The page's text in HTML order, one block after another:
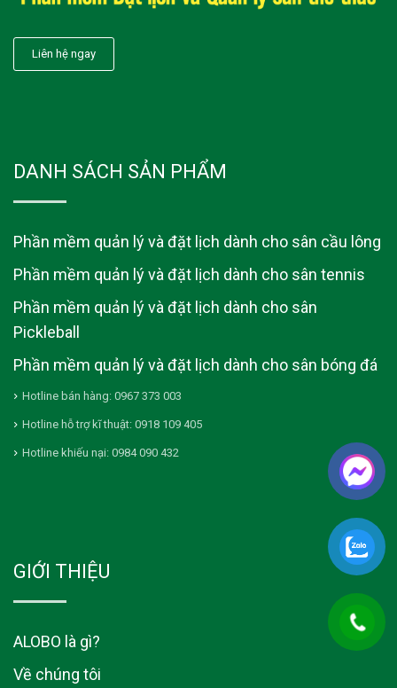
Liên hệ ngay
DANH SÁCH SẢN PHẨM
Phần mềm quản lý và đặt lịch dành cho sân cầu lông
Phần mềm quản lý và đặt lịch dành cho sân tennis
Phần mềm quản lý và đặt lịch dành cho sân
Pickleball
Phần mềm quản lý và đặt lịch dành cho sân bóng đá
Hotline bán hàng: 0967 373 003
Hotline hỗ trợ kĩ thuật: 0918 109 405
Hotline khiếu nại: 0984 090 432
GIỚI THIỆU
ALOBO là gì?
Về chúng tôi